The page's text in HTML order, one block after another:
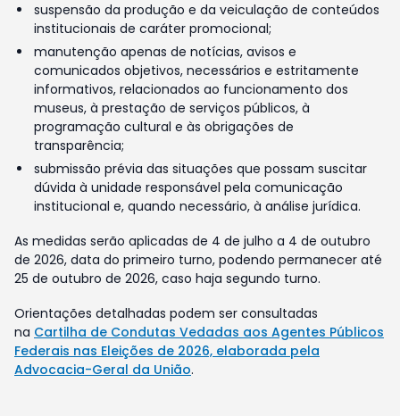
suspensão da produção e da veiculação de conteúdos
institucionais de caráter promocional;
manutenção apenas de notícias, avisos e
comunicados objetivos, necessários e estritamente
informativos, relacionados ao funcionamento dos
museus, à prestação de serviços públicos, à
programação cultural e às obrigações de
transparência;
submissão prévia das situações que possam suscitar
dúvida à unidade responsável pela comunicação
institucional e, quando necessário, à análise jurídica.
As medidas serão aplicadas de 4 de julho a 4 de outubro
de 2026, data do primeiro turno, podendo permanecer até
25 de outubro de 2026, caso haja segundo turno.
Orientações detalhadas podem ser consultadas
na Cartilha de Condutas Vedadas aos Agentes Públicos
Federais nas Eleições de 2026, elaborada pela
Advocacia-Geral da União.